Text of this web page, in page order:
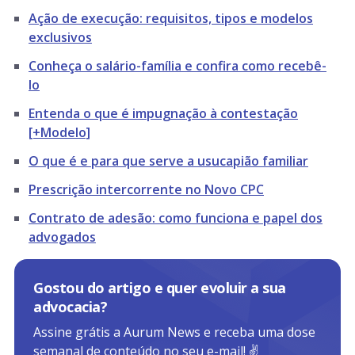
Ação de execução: requisitos, tipos e modelos
exclusivos
Conheça o salário-família e confira como recebê-
lo
Entenda o que é impugnação à contestação
[+Modelo]
O que é e para que serve a usucapião familiar
Prescrição intercorrente no Novo CPC
Contrato de adesão: como funciona e papel dos
advogados
Gostou do artigo e quer evoluir a sua
advocacia?
Assine grátis a Aurum News e receba uma dose
semanal de conteúdo no seu e-mail! ✌️